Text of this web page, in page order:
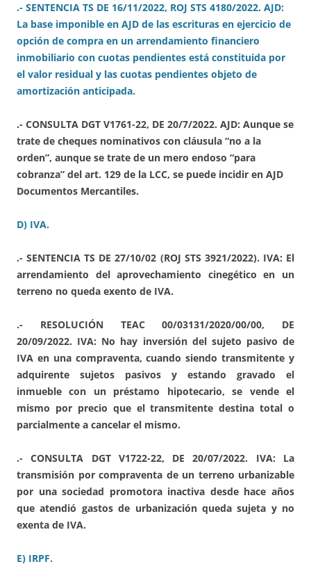
.- SENTENCIA TS DE 16/11/2022, ROJ STS 4180/2022. AJD:
La base imponible en AJD de las escrituras en ejercicio de
opción de compra en un arrendamiento financiero
inmobiliario con cuotas pendientes está constituida por
el valor residual y las cuotas pendientes objeto de
amortización anticipada.
.- CONSULTA DGT V1761-22, DE 20/7/2022. AJD: Aunque se
trate de cheques nominativos con cláusula “no a la
orden”, aunque se trate de un mero endoso “para
cobranza” del art. 129 de la LCC, se puede incidir en AJD
Documentos Mercantiles.
D) IVA.
.- SENTENCIA TS DE 27/10/02 (ROJ STS 3921/2022). IVA: El
arrendamiento del aprovechamiento cinegético en un
terreno no queda exento de IVA.
.- RESOLUCIÓN TEAC 00/03131/2020/00/00, DE
20/09/2022. IVA: No hay inversión del sujeto pasivo de
IVA en una compraventa, cuando siendo transmitente y
adquirente sujetos pasivos y estando gravado el
inmueble con un préstamo hipotecario, se vende el
mismo por precio que el transmitente destina total o
parcialmente a cancelar el mismo.
.- CONSULTA DGT V1722-22, DE 20/07/2022. IVA: La
transmisión por compraventa de un terreno urbanizable
por una sociedad promotora inactiva desde hace años
que atendió gastos de urbanización queda sujeta y no
exenta de IVA.
E) IRPF.